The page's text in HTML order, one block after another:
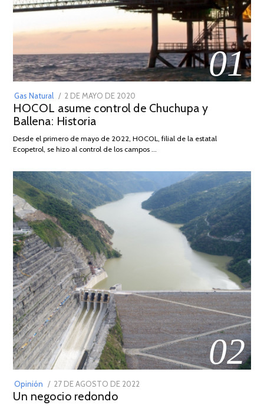
01
Gas Natural
POSTED
ON
2 DE MAYO DE 2020
DE
2026
HOCOL asume control de Chuchupa y
Ballena: Historia
Desde el primero de mayo de 2022, HOCOL, filial de la estatal
Ecopetrol, se hizo al control de los campos …
02
Opinión
POSTED
ON
27 DE AGOSTO DE 2022
Un negocio redondo